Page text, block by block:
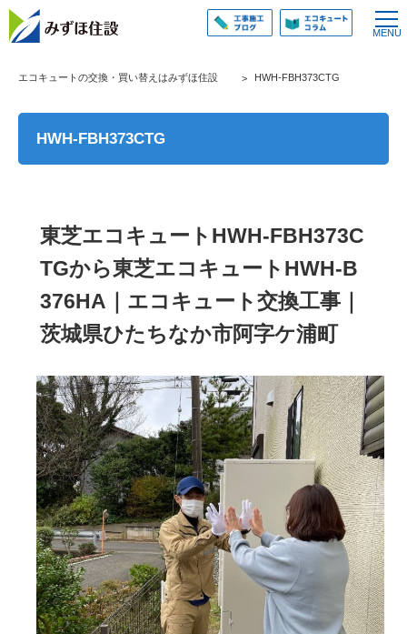
エコキュートの交換・買い替えはみずほ住設 HWH-FBH373CTG
HWH-FBH373CTG
東芝エコキュートHWH-FBH373C
TGから東芝エコキュートHWH-B
376HA｜エコキュート交換工事｜
茨城県ひたちなか市阿字ケ浦町